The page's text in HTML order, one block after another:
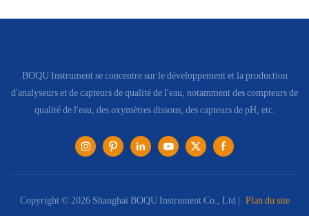
températures)
BOQU Instrument se concentre sur le développement et la production
d'analyseurs et de capteurs de qualité de l'eau, notamment des compteurs de
qualité de l'eau, des oxymètres dissous, des capteurs de pH, etc.
Copyright © 2026 Shanghai BOQU Instrument Co., Ltd | Plan du site